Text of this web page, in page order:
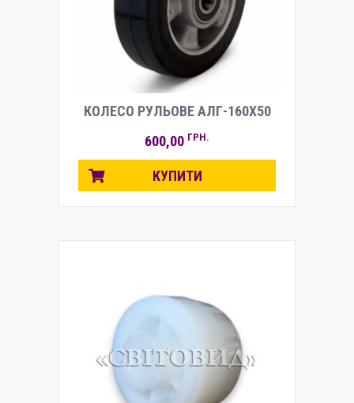
КОЛЕСО РУЛЬОВЕ АЛГ-160Х50
600,00 ГРН.
КУПИТИ